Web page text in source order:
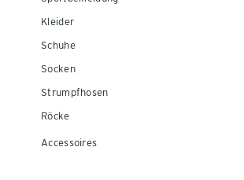
Kleider
Schuhe
Socken
Strumpfhosen
Röcke
Accessoires